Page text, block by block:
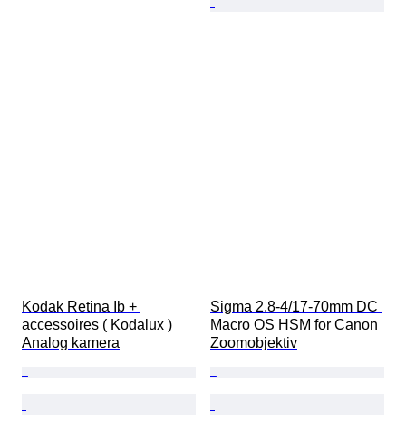
Kodak Retina Ib +
accessoires ( Kodalux )
Analog kamera
Sigma 2.8-4/17-70mm DC
Macro OS HSM for Canon
Zoomobjektiv